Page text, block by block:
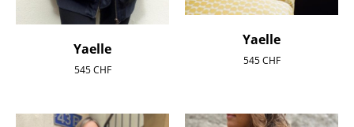
Yaelle
545CHF
Yaelle
545CHF